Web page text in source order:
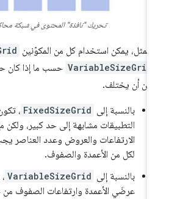
تحريك "نافذة" المحتوى في شبكة محاكاة
يمكن استخدام كل من المكوّنين
VariableSizeGrid حسب ما إذا كان حجم
أن يختلف.
بالنسبة إلى FixedSizeGrid ، تكون
التطبيقات مشابهة إلى حد كبير، ولكن مع
الارتفاعات والعروض وعدد العناصر يجب
لكل من الأعمدة والصفوف.
بالنسبة إلى VariableSizeGrid ،
عرضَي الأعمدة وارتفاعات الصفوف من